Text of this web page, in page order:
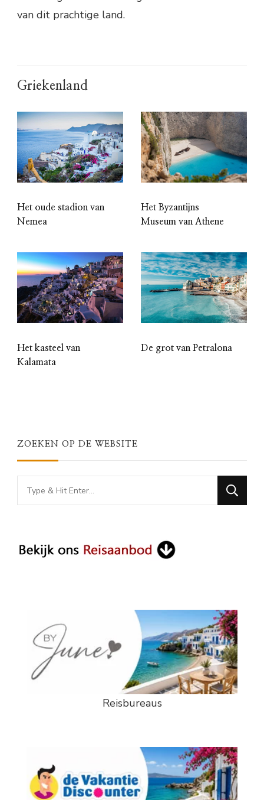
van dit prachtige land.
Griekenland
Het oude stadion van
Nemea
Het Byzantijns
Museum van Athene
Het kasteel van
Kalamata
De grot van Petralona
ZOEKEN OP DE WEBSITE
Looking
for
Reisbureaus